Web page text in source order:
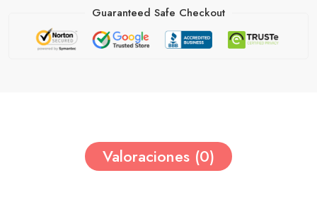
Guaranteed Safe Checkout
Valoraciones (0)